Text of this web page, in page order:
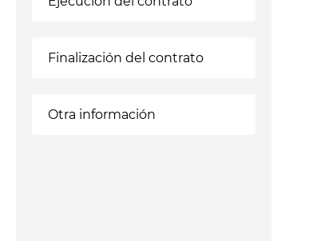
Finalización del contrato
Otra información